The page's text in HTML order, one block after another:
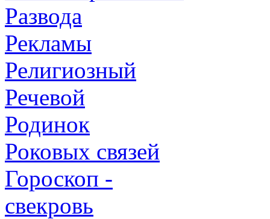
Развода
Рекламы
Религиозный
Речевой
Родинок
Роковых связей
Гороскоп -
свекровь